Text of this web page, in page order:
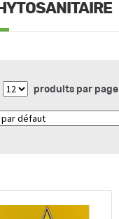
produits par page